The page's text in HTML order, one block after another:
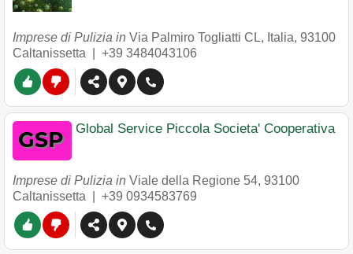
Imprese di Pulizia in Via Palmiro Togliatti CL, Italia, 93100
Caltanissetta
+39 3484043106
Global Service Piccola Societa' Cooperativa
Imprese di Pulizia in Viale della Regione 54, 93100
Caltanissetta
+39 0934583769